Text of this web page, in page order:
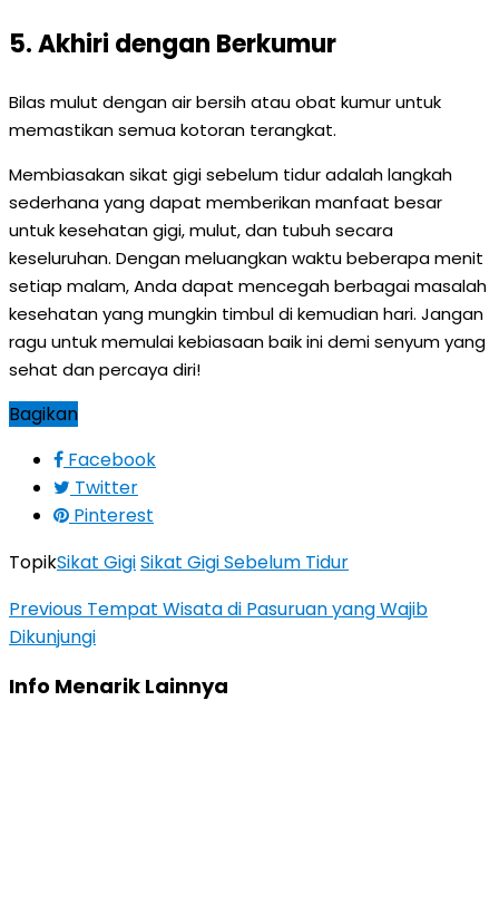
5. Akhiri dengan Berkumur
Bilas mulut dengan air bersih atau obat kumur untuk
memastikan semua kotoran terangkat.
Membiasakan sikat gigi sebelum tidur adalah langkah
sederhana yang dapat memberikan manfaat besar
untuk kesehatan gigi, mulut, dan tubuh secara
keseluruhan. Dengan meluangkan waktu beberapa menit
setiap malam, Anda dapat mencegah berbagai masalah
kesehatan yang mungkin timbul di kemudian hari. Jangan
ragu untuk memulai kebiasaan baik ini demi senyum yang
sehat dan percaya diri!
Bagikan
Facebook
Twitter
Pinterest
TopikSikat GigiSikat Gigi Sebelum Tidur
Previous Tempat Wisata di Pasuruan yang Wajib
Dikunjungi
Info Menarik Lainnya